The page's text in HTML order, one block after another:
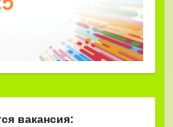
вакансия: